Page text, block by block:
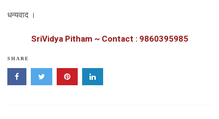
धन्यवाद ।
SriVidya Pitham ~ Contact : 9860395985
SHARE